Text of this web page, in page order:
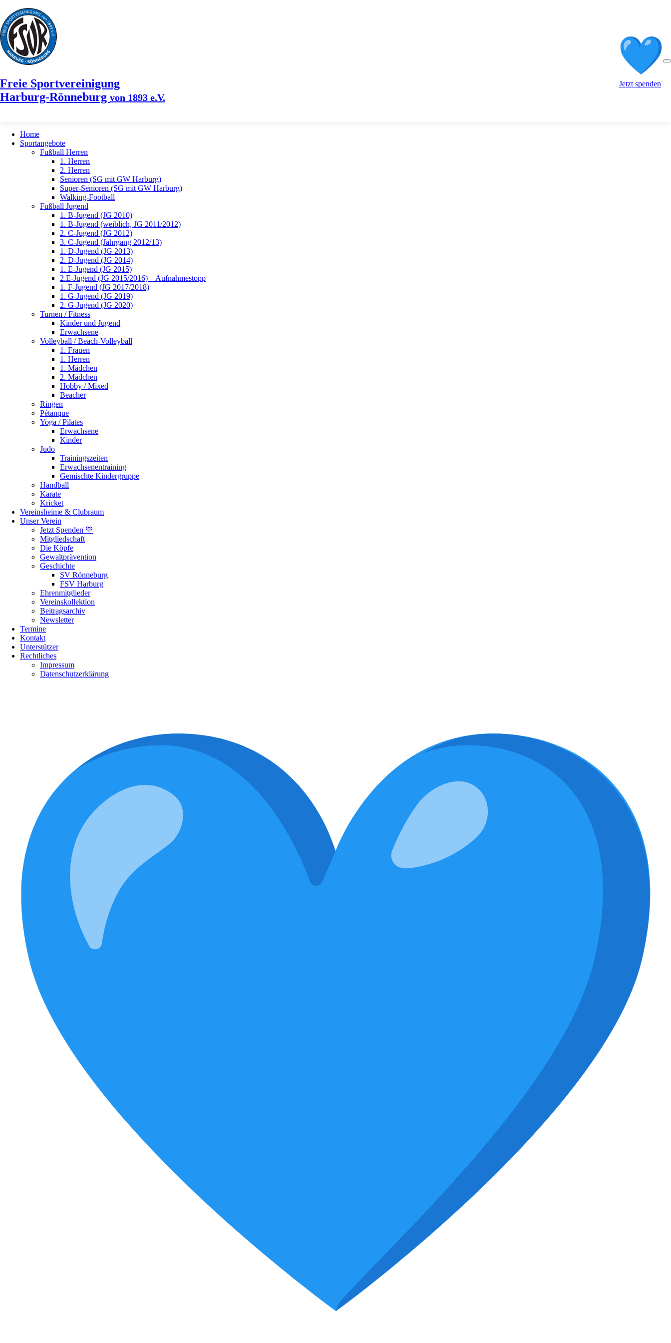
Freie Sportvereinigung
Harburg-Rönneburg von 1893 e.V.
Jetzt spenden
Home
Sportangebote
Fußball Herren
1. Herren
2. Herren
Senioren (SG mit GW Harburg)
Super-Senioren (SG mit GW Harburg)
Walking-Football
Fußball Jugend
1. B-Jugend (JG 2010)
1. B-Jugend (weiblich, JG 2011/2012)
2. C-Jugend (JG 2012)
3. C-Jugend (Jahrgang 2012/13)
1. D-Jugend (JG 2013)
2. D-Jugend (JG 2014)
1. E-Jugend (JG 2015)
2.E-Jugend (JG 2015/2016) – Aufnahmestopp
1. F-Jugend (JG 2017/2018)
1. G-Jugend (JG 2019)
2. G-Jugend (JG 2020)
Turnen / Fitness
Kinder und Jugend
Erwachsene
Volleyball / Beach-Volleyball
1. Frauen
1. Herren
1. Mädchen
2. Mädchen
Hobby / Mixed
Beacher
Ringen
Pétanque
Yoga / Pilates
Erwachsene
Kinder
Judo
Trainingszeiten
Erwachsenentraining
Gemischte Kindergruppe
Handball
Karate
Kricket
Vereinsheime & Clubraum
Unser Verein
Jetzt Spenden 💙
Mitgliedschaft
Die Köpfe
Gewaltprävention
Geschichte
SV Rönneburg
FSV Harburg
Ehrenmitglieder
Vereinskollektion
Beitragsarchiv
Newsletter
Termine
Kontakt
Unterstützer
Rechtliches
Impressum
Datenschutzerklärung